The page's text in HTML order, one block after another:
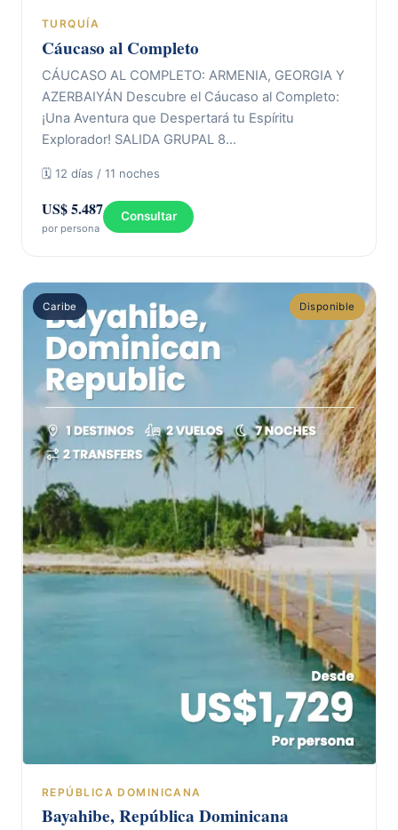
TURQUÍA
Cáucaso al Completo
CÁUCASO AL COMPLETO: ARMENIA, GEORGIA Y
AZERBAIYÁN Descubre el Cáucaso al Completo:
¡Una Aventura que Despertará tu Espíritu
Explorador! SALIDA GRUPAL 8…
🗓 12 días / 11 noches
US$ 5.487
por persona
Consultar
Caribe Disponible
REPÚBLICA DOMINICANA
Bayahibe, República Dominicana